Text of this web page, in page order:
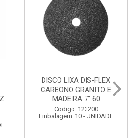
DISCO LIXA DIS-FLEX
CARBONO GRANITO E
MADEIRA 7” 60
Código: 123200
Embalagem: 10 - UNIDADE